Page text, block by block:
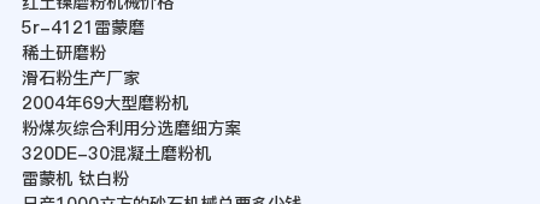
5r-4121雷蒙磨
稀土研磨粉
滑石粉生产厂家
2004年69大型磨粉机
粉煤灰综合利用分选磨细方案
320DE-30混凝土磨粉机
雷蒙机 钛白粉